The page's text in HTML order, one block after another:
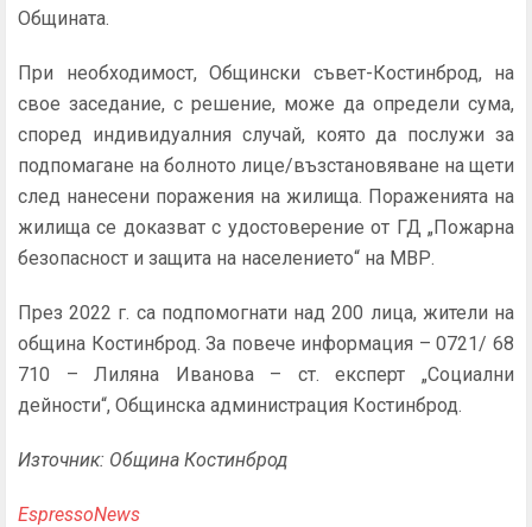
Общината.
При необходимост, Общински съвет-Костинброд, на
свое заседание, с решение, може да определи сума,
според индивидуалния случай, която да послужи за
подпомагане на болното лице/възстановяване на щети
след нанесени поражения на жилища. Пораженията на
жилища се доказват с удостоверение от ГД „Пожарна
безопасност и защита на населението“ на МВР.
През 2022 г. са подпомогнати над 200 лица, жители на
община Костинброд. За повече информация – 0721/ 68
710 – Лиляна Иванова – ст. експерт „Социални
дейности“, Общинска администрация Костинброд.
Източник: Община Костинброд
EspressoNews